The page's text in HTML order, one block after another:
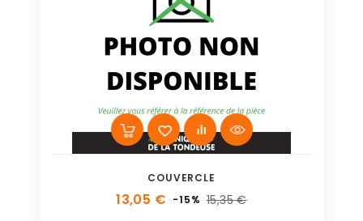
COUVERCLE
13,05 € -15% 15,35 €